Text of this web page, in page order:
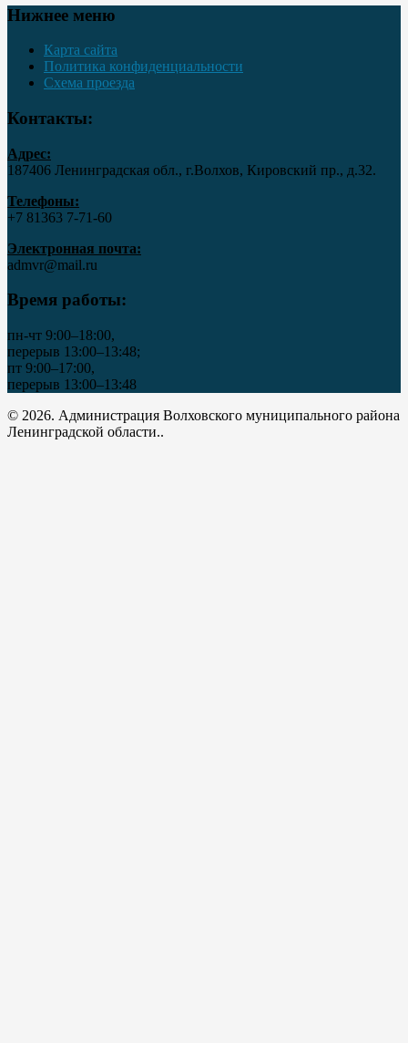
Нижнее меню
Карта сайта
Политика конфиденциальности
Схема проезда
Контакты:
Адрес:
187406 Ленинградская обл., г.Волхов, Кировский пр., д.32.
Телефоны:
+7 81363 7‑71-60
Электронная почта:
admvr@mail.ru
Время работы:
пн-чт 9:00–18:00,
перерыв 13:00–13:48;
пт 9:00–17:00,
перерыв 13:00–13:48
© 2026. Администрация Волховского муниципального района
Ленинградской области..